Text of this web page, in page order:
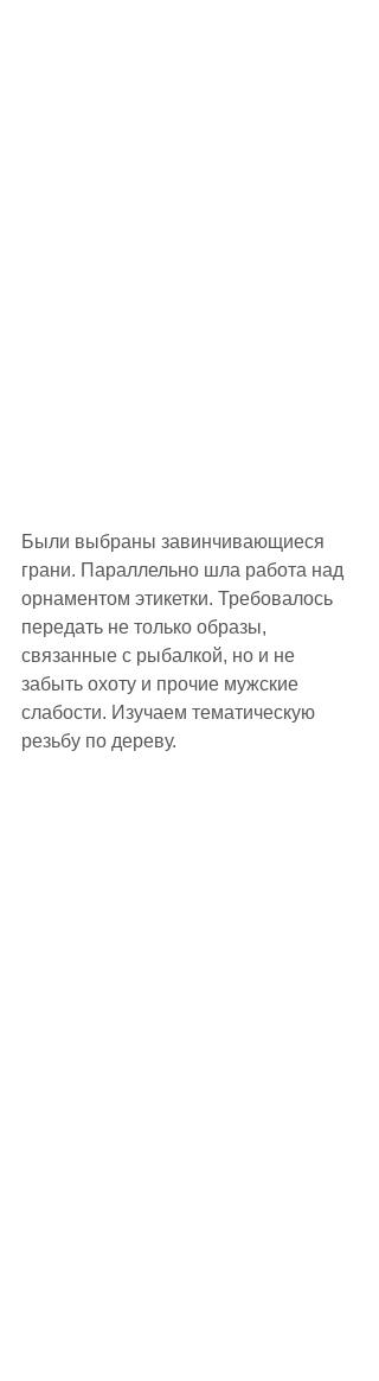
Были выбраны завинчивающиеся
грани. Параллельно шла работа над
орнаментом этикетки. Требовалось
передать не только образы,
связанные с рыбалкой, но и не
забыть охоту и прочие мужские
слабости. Изучаем тематическую
резьбу по дереву.